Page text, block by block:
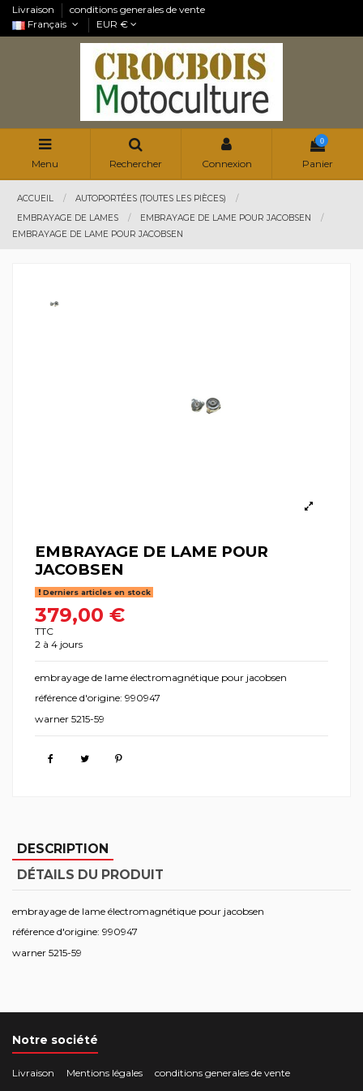
Livraison
conditions generales de vente
Français
EUR €
Menu Rechercher Connexion
0
Panier
ACCUEIL
AUTOPORTÉES (TOUTES LES PIÈCES)
EMBRAYAGE DE LAMES
EMBRAYAGE DE LAME POUR JACOBSEN
EMBRAYAGE DE LAME POUR JACOBSEN
EMBRAYAGE DE LAME POUR
JACOBSEN
Derniers articles en stock
379,00 €
TTC
2 à 4 jours
embrayage de lame électromagnétique pour jacobsen
référence d'origine: 990947
warner 5215-59
DESCRIPTION
DÉTAILS DU PRODUIT
embrayage de lame électromagnétique pour jacobsen
référence d'origine: 990947
warner 5215-59
Notre société
Livraison Mentions légales
conditions generales de vente